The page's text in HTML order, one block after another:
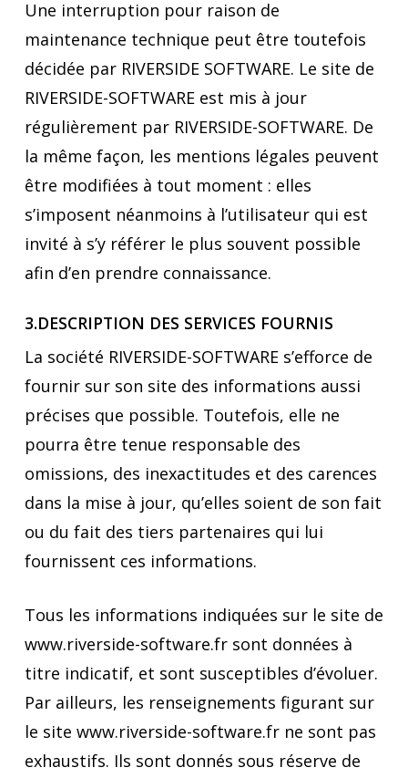
Une interruption pour raison de
maintenance technique peut être toutefois
décidée par RIVERSIDE SOFTWARE. Le site de
RIVERSIDE-SOFTWARE est mis à jour
régulièrement par RIVERSIDE-SOFTWARE. De
la même façon, les mentions légales peuvent
être modifiées à tout moment : elles
s’imposent néanmoins à l’utilisateur qui est
invité à s’y référer le plus souvent possible
afin d’en prendre connaissance.
3.DESCRIPTION DES SERVICES FOURNIS
La société RIVERSIDE-SOFTWARE s’efforce de
fournir sur son site des informations aussi
précises que possible. Toutefois, elle ne
pourra être tenue responsable des
omissions, des inexactitudes et des carences
dans la mise à jour, qu’elles soient de son fait
ou du fait des tiers partenaires qui lui
fournissent ces informations.
Tous les informations indiquées sur le site de
www.riverside-software.fr sont données à
titre indicatif, et sont susceptibles d’évoluer.
Par ailleurs, les renseignements figurant sur
le site www.riverside-software.fr ne sont pas
exhaustifs. Ils sont donnés sous réserve de